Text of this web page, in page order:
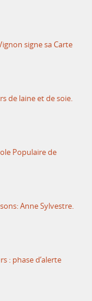
signe sa Carte
de laine et de soie.
Populaire de
Anne Sylvestre.
: phase d’alerte